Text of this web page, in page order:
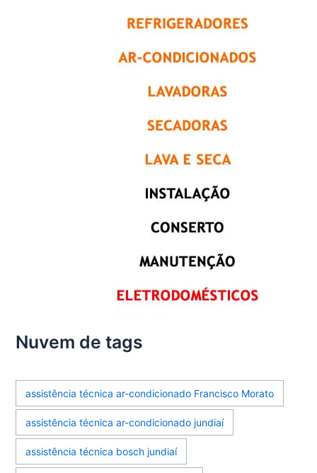
Nuvem de tags
assistência técnica ar-condicionado Francisco Morato
assistência técnica ar-condicionado jundiaí
assistência técnica bosch jundiaí